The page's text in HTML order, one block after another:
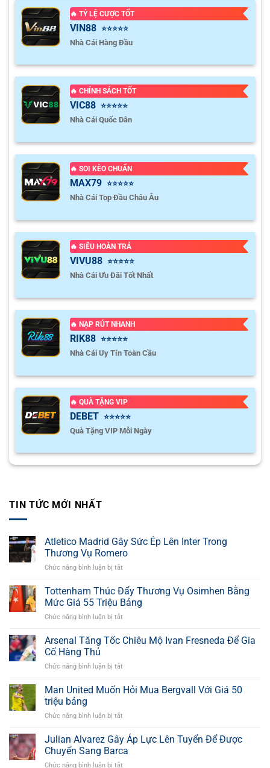
🔥 TỶ LỆ CƯỢC TỐT
VIN88 ⭐⭐⭐⭐⭐
Nhà Cái Hàng Đầu
🔥 CHÍNH SÁCH TỐT
VIC88 ⭐⭐⭐⭐⭐
Nhà Cái Quốc Dân
🔥 SOI KÈO CHUẨN
MAX79 ⭐⭐⭐⭐⭐
Nhà Cái Top Đầu Châu Âu
🔥 SIÊU HOÀN TRẢ
VIVU88 ⭐⭐⭐⭐⭐
Nhà Cái Ưu Đãi Tốt Nhất
🔥 NẠP RÚT NHANH
RIK88 ⭐⭐⭐⭐⭐
Nhà Cái Uy Tín Toàn Cầu
🔥 QUÀ TẶNG VIP
DEBET ⭐⭐⭐⭐⭐
Quà Tặng VIP Mỗi Ngày
TIN TỨC MỚI NHẤT
Atletico Madrid Gây Sức Ép Lên Inter Trong
Thương Vụ Romero
Chức năng bình luận bị tắt
Madrid
Gây
Inter
Tottenham Thúc Đẩy Thương Vụ Osimhen Bằng
Mức Giá 55 Triệu Bảng
Chức năng bình luận bị tắt
Thúc
Bằng
Bảng
Arsenal Tăng Tốc Chiêu Mộ Ivan Fresneda Để Gia
Cố Hàng Thủ
Chức năng bình luận bị tắt
Tăng
Fresneda
Để
Man United Muốn Hỏi Mua Bergvall Với Giá 50
triệu bảng
Chức năng bình luận bị tắt
United
Muốn
Julian Alvarez Gây Áp Lực Lên Tuyển Để Được
Chuyển Sang Barca
Chức năng bình luận bị tắt